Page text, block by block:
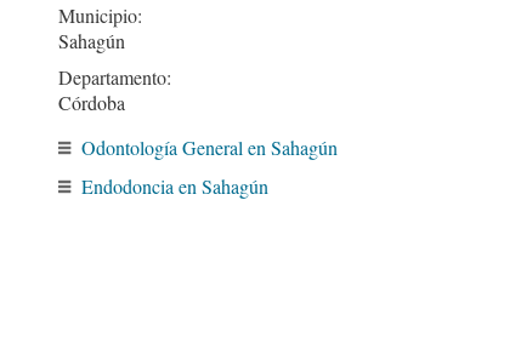
Municipio:
Sahagún
Departamento:
Córdoba
Odontología General en Sahagún
Endodoncia en Sahagún